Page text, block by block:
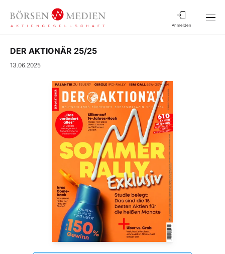
Anmelden
DER AKTIONÄR 25/25
13.06.2025